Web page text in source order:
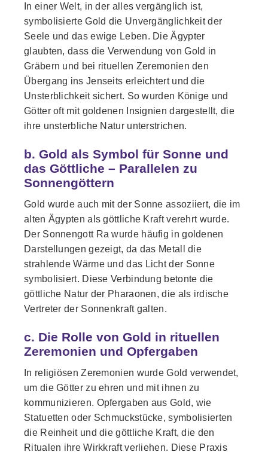
In einer Welt, in der alles vergänglich ist,
symbolisierte Gold die Unvergänglichkeit der
Seele und das ewige Leben. Die Ägypter
glaubten, dass die Verwendung von Gold in
Gräbern und bei rituellen Zeremonien den
Übergang ins Jenseits erleichtert und die
Unsterblichkeit sichert. So wurden Könige und
Götter oft mit goldenen Insignien dargestellt, die
ihre unsterbliche Natur unterstrichen.
b. Gold als Symbol für Sonne und
das Göttliche – Parallelen zu
Sonnengöttern
Gold wurde auch mit der Sonne assoziiert, die im
alten Ägypten als göttliche Kraft verehrt wurde.
Der Sonnengott Ra wurde häufig in goldenen
Darstellungen gezeigt, da das Metall die
strahlende Wärme und das Licht der Sonne
symbolisiert. Diese Verbindung betonte die
göttliche Natur der Pharaonen, die als irdische
Vertreter der Sonnenkraft galten.
c. Die Rolle von Gold in rituellen
Zeremonien und Opfergaben
In religiösen Zeremonien wurde Gold verwendet,
um die Götter zu ehren und mit ihnen zu
kommunizieren. Opfergaben aus Gold, wie
Statuetten oder Schmuckstücke, symbolisierten
die Reinheit und die göttliche Kraft, die den
Ritualen ihre Wirkkraft verliehen. Diese Praxis